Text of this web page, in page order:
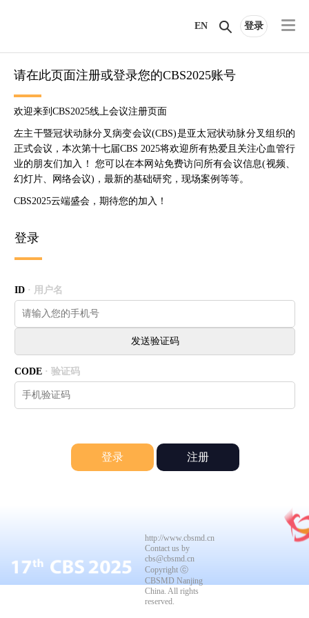
EN 登录
请在此页面注册或登录您的CBS2025账号
欢迎来到CBS2025线上会议注册页面
左主干暨冠状动脉分叉病变会议(CBS)是亚太冠状动脉分叉组织的
正式会议，本次第十七届CBS 2025将欢迎所有热爱且关注心血管行
业的朋友们加入！ 您可以在本网站免费访问所有会议信息(视频、
幻灯片、网络会议)，最新的基础研究，现场案例等等。
CBS2025云端盛会，期待您的加入！
登录
ID · 用户名
CODE · 验证码
注册
http://www.cbsmd.cn
Contact us by
cbs@cbsmd.cn
Copyright ⓒ
CBSMD Nanjing
China. All rights
reserved.